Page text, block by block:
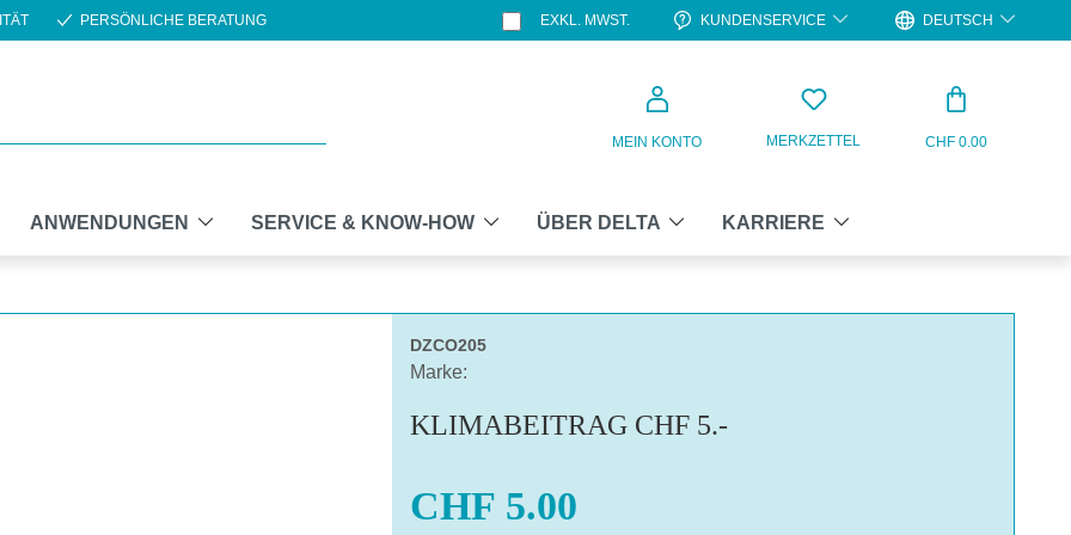
PERSÖNLICHE BERATUNG EXKL. MWST. KUNDENSERVICE DEUTSCH
MEIN KONTO MERKZETTEL CHF 0.00
ANWENDUNGEN SERVICE & KNOW-HOW ÜBER DELTA KARRIERE
DZCO205
Marke:
KLIMABEITRAG CHF 5.-
CHF 5.00